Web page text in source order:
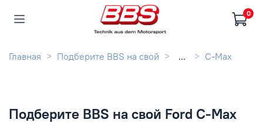
0
Главная Подберите BBS на свой ... С-Max
Подберите BBS на свой Ford С-Max